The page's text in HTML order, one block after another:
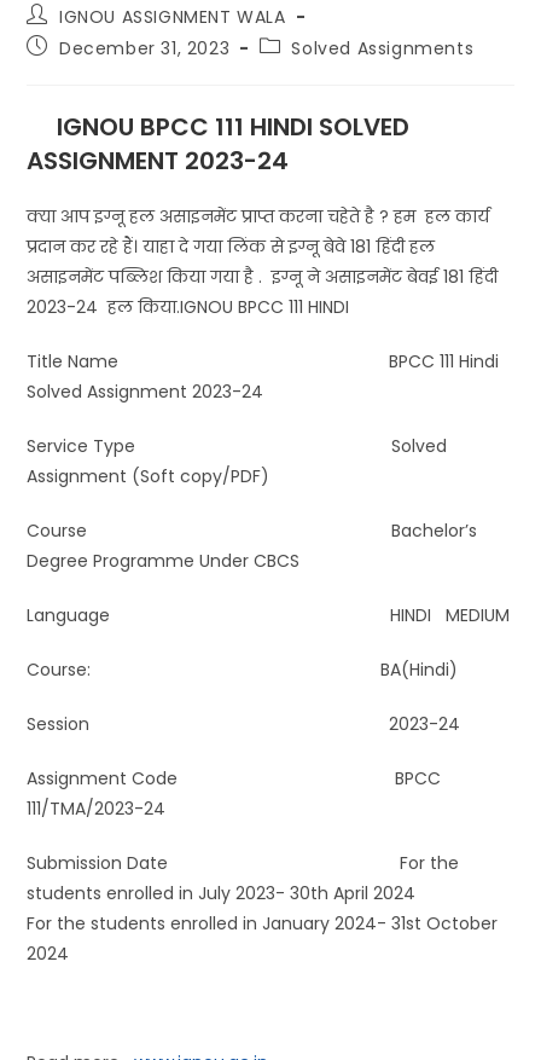
IGNOU ASSIGNMENT WALA
December 31, 2023
Solved Assignments
IGNOU BPCC 111 HINDI SOLVED
ASSIGNMENT 2023-24
क्या आप इग्नू हल असाइनमेंट प्राप्त करना चहेते है ? हम हल कार्य
प्रदान कर रहे हैं। याहा दे गया लिंक से इग्नू बेवे 181 हिंदी हल
असाइनमेंट पब्लिश किया गया है . इग्नू ने असाइनमेंट बेवई 181 हिंदी
2023-24 हल किया.IGNOU BPCC 111 HINDI
Title Name BPCC 111 Hindi
Solved Assignment 2023-24
Service Type Solved
Assignment (Soft copy/PDF)
Course Bachelor’s
Degree Programme Under CBCS
Language HINDI MEDIUM
Course: BA(Hindi)
Session 2023-24
Assignment Code BPCC
111/TMA/2023-24
Submission Date For the
students enrolled in July 2023- 30th April 2024
For the students enrolled in January 2024- 31st October
2024